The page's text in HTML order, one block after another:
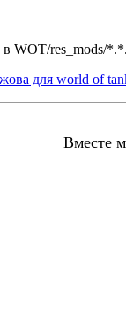
в WOT/res_mods/
для world of
Вместе